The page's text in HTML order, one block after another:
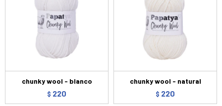
chunky wool - blanco
$ 220
chunky wool - natural
$ 220